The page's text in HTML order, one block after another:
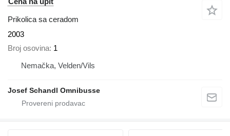
Prikolica sa ceradom
2003
Broj osovina 1
Nemačka, Velden/Vils
Josef Schandl Omnibusse